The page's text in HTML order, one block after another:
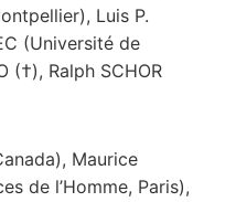
Luis P.
(Université de
(†), Ralph SCHOR
Maurice
de l’Homme, Paris),